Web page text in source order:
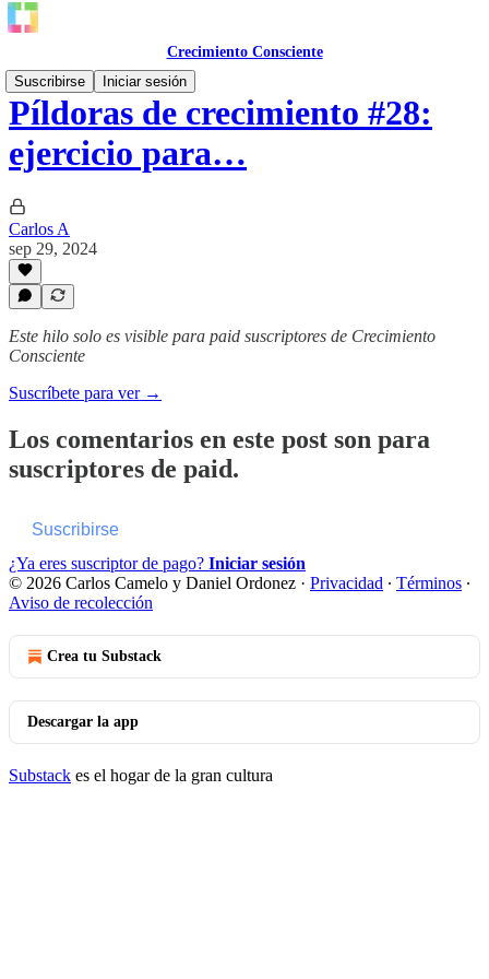
Crecimiento Consciente
Suscribirse
Iniciar sesión
Píldoras de crecimiento #28:
ejercicio para…
Carlos A
sep 29, 2024
Este hilo solo es visible para paid suscriptores de Crecimiento
Consciente
Suscríbete para ver →
Los comentarios en este post son para
suscriptores de paid.
Suscribirse
¿Ya eres suscriptor de pago? Iniciar sesión
© 2026 Carlos Camelo y Daniel Ordonez · Privacidad ∙ Términos ∙
Aviso de recolección
Crea tu Substack
Descargar la app
Substack es el hogar de la gran cultura